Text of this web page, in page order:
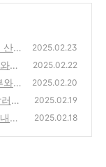
산
2025.02.23
2025.02.22
와
2025.02.20
,
2025.02.19
2025.02.18